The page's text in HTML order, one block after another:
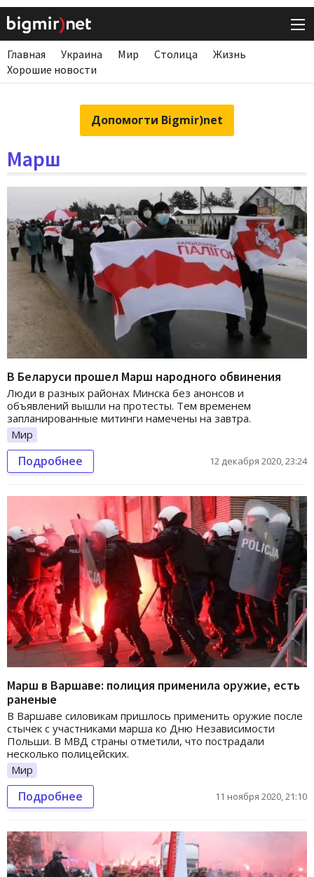
Главная Украина Мир Столица
Жизнь
Хорошие новости
Допомогти Bigmir)net
Марш
В Беларуси прошел Марш народного обвинения
Люди в разных районах Минска без анонсов и
объявлений вышли на протесты. Тем временем
запланированные митинги намечены на завтра.
Мир
Подробнее 12 декабря 2020, 23:24
Марш в Варшаве: полиция применила оружие, есть
раненые
В Варшаве силовикам пришлось применить оружие после
стычек с участниками марша ко Дню Независимости
Польши. В МВД страны отметили, что пострадали
несколько полицейских.
Мир
Подробнее 11 ноября 2020, 21:10